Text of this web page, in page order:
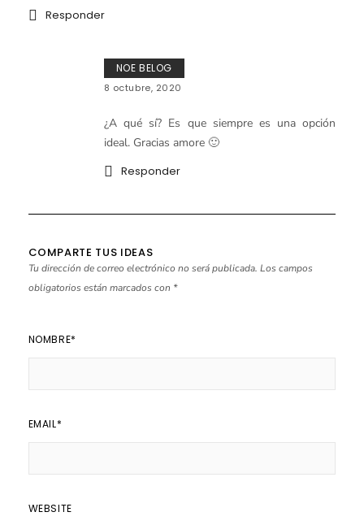
Responder
NOE BELOG
8 octubre, 2020
¿A qué sí? Es que siempre es una opción
ideal. Gracias amore 🙂
Responder
COMPARTE TUS IDEAS
Tu dirección de correo electrónico no será publicada. Los campos
obligatorios están marcados con *
NOMBRE*
EMAIL*
WEBSITE